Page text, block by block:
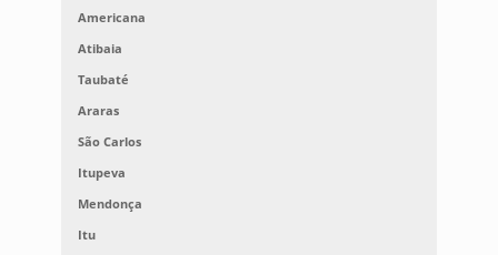
Americana
Atibaia
Taubaté
Araras
São Carlos
Itupeva
Mendonça
Itu